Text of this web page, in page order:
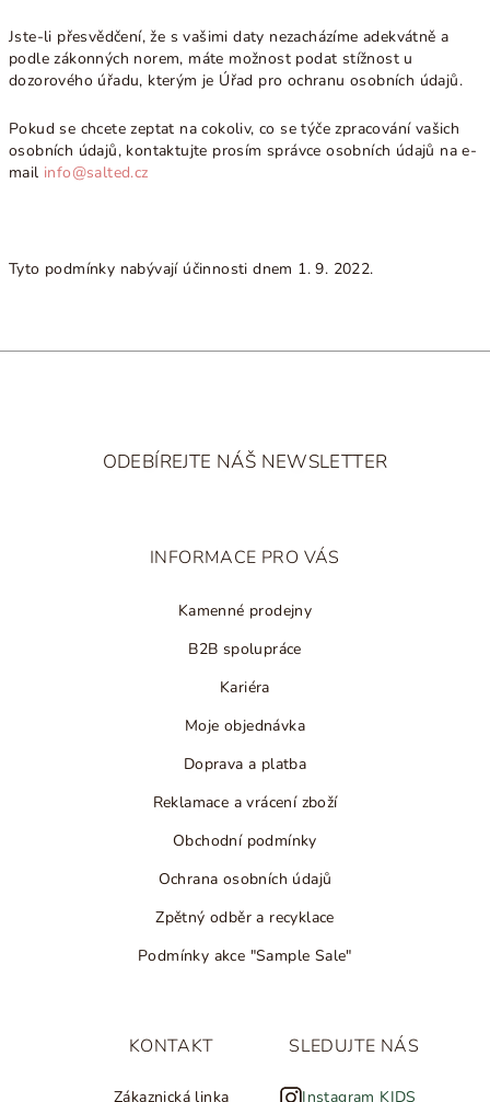
Jste-li přesvědčení, že s vašimi daty nezacházíme adekvátně a
podle zákonných norem, máte možnost podat stížnost u
dozorového úřadu, kterým je Úřad pro ochranu osobních údajů.
Pokud se chcete zeptat na cokoliv, co se týče zpracování vašich
osobních údajů, kontaktujte prosím správce osobních údajů na e-
mail info@salted.cz
Tyto podmínky nabývají účinnosti dnem 1. 9. 2022.
ODEBÍREJTE NÁŠ NEWSLETTER
INFORMACE PRO VÁS
Kamenné prodejny
B2B spolupráce
Kariéra
Moje objednávka
Doprava a platba
Reklamace a vrácení zboží
Obchodní podmínky
Ochrana osobních údajů
Zpětný odběr a recyklace
Podmínky akce "Sample Sale"
KONTAKT
Zákaznická linka
SLEDUJTE NÁS
Instagram KIDS